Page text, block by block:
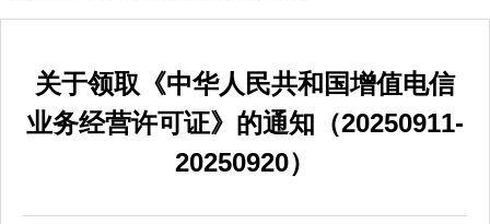
关于领取《中华人民共和国增值电信
业务经营许可证》的通知（20250911-
20250920）